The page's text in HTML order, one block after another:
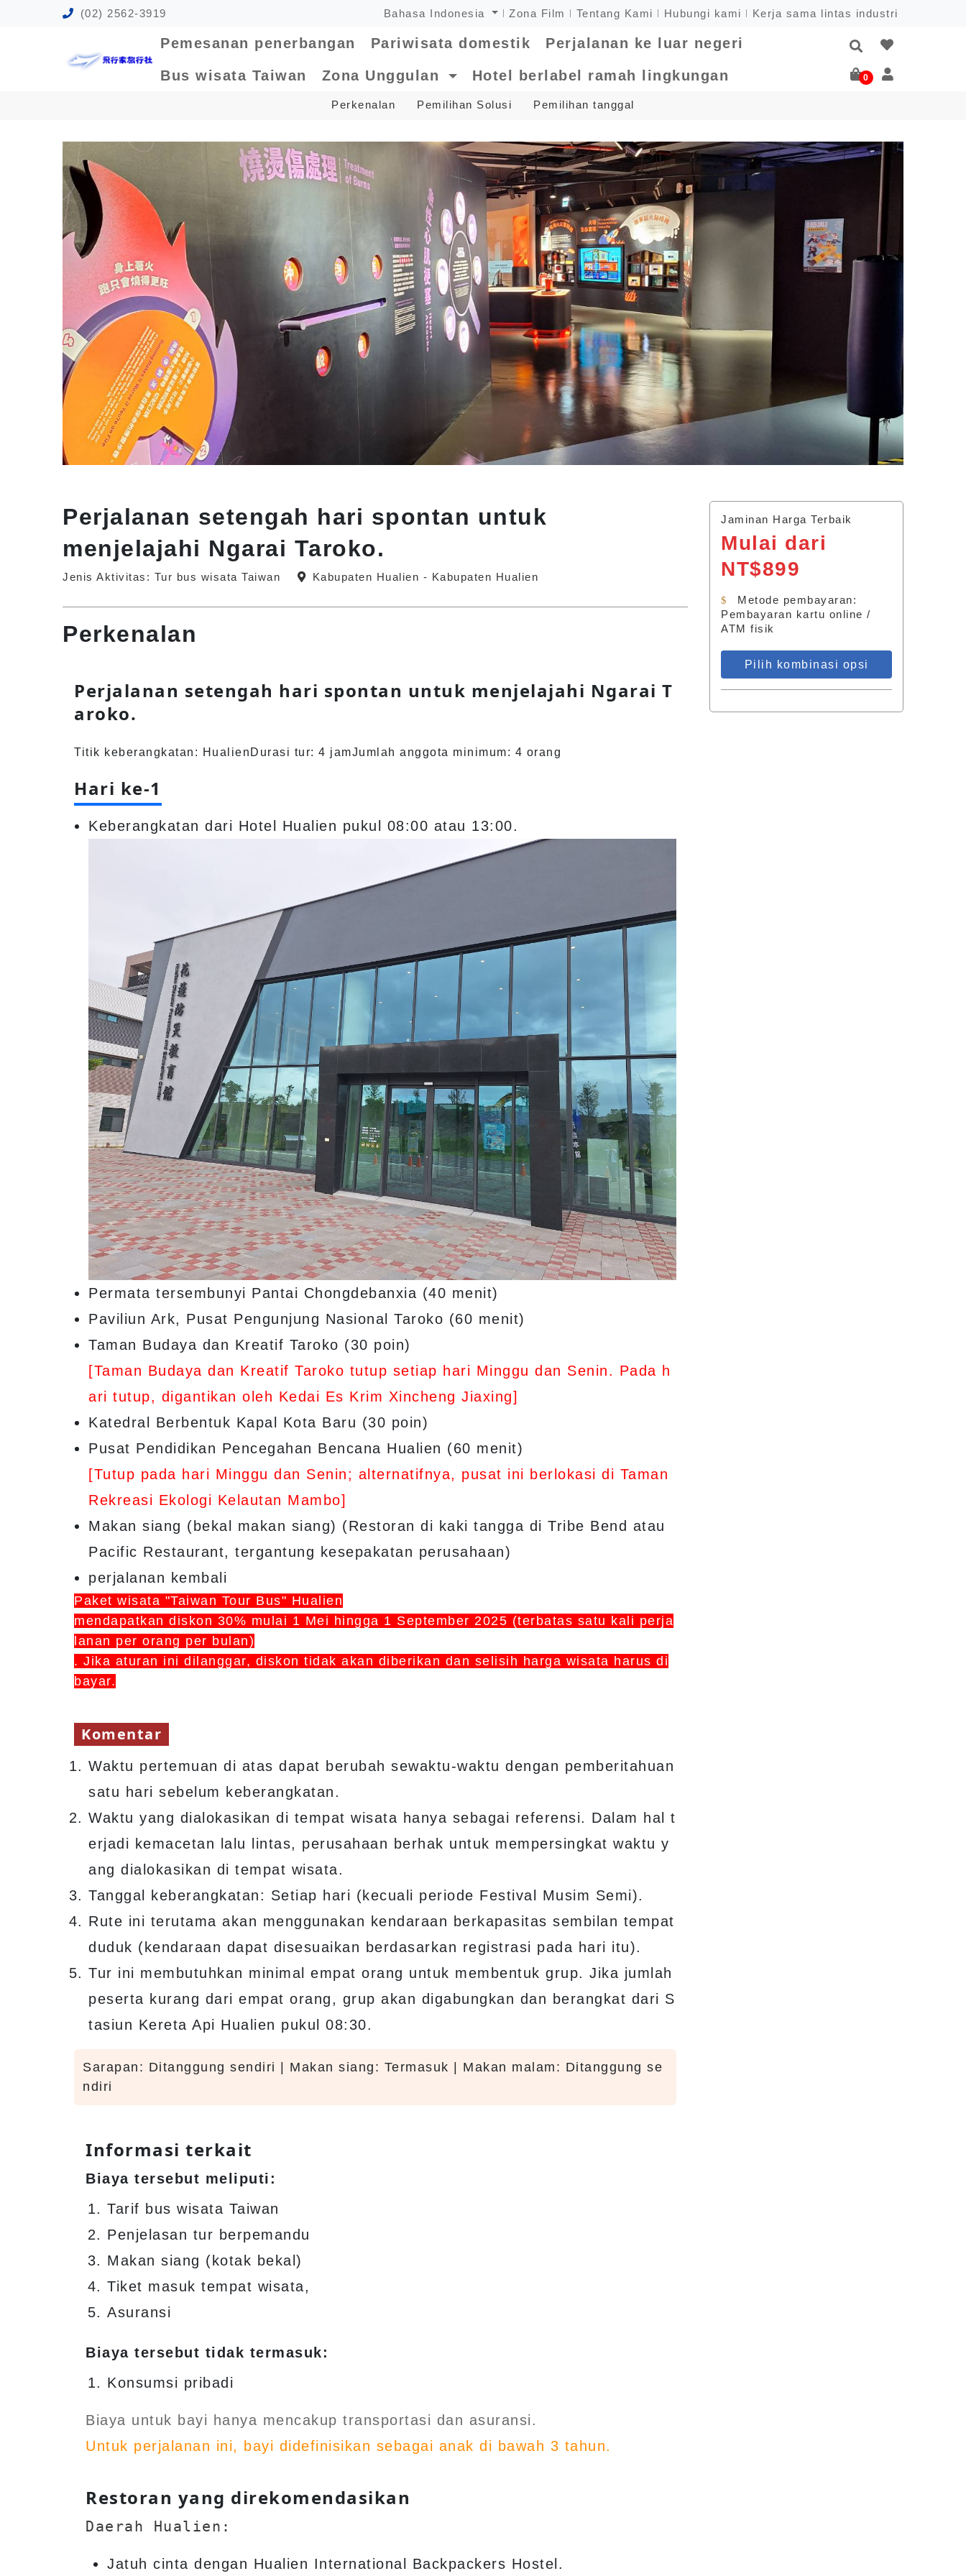
(02) 2562-3919 Bahasa Indonesia Zona Film Tentang Kami Hubungi kami Kerja sama lintas industri
Pemesanan penerbangan Pariwisata domestik Perjalanan ke luar negeri
Bus wisata Taiwan Zona Unggulan Hotel berlabel ramah lingkungan 0
Perkenalan Pemilihan Solusi Pemilihan tanggal
Perjalanan setengah hari spontan untuk
menjelajahi Ngarai Taroko.
Jenis Aktivitas: Tur bus wisata Taiwan Kabupaten Hualien - Kabupaten Hualien
Perkenalan
Perjalanan setengah hari spontan untuk menjelajahi Ngarai T
aroko.
Titik keberangkatan: Hualien Durasi tur: 4 jamJumlah anggota minimum: 4 orang
Hari ke-1
Keberangkatan dari Hotel Hualien pukul 08:00 atau 13:00.
Permata tersembunyi Pantai Chongdebanxia (40 menit)
Paviliun Ark, Pusat Pengunjung Nasional Taroko (60 menit)
Taman Budaya dan Kreatif Taroko (30 poin)
[Taman Budaya dan Kreatif Taroko tutup setiap hari Minggu dan Senin. Pada h
ari tutup, digantikan oleh Kedai Es Krim Xincheng Jiaxing]
Katedral Berbentuk Kapal Kota Baru (30 poin)
Pusat Pendidikan Pencegahan Bencana Hualien (60 menit)
[Tutup pada hari Minggu dan Senin; alternatifnya, pusat ini berlokasi di Taman
Rekreasi Ekologi Kelautan Mambo]
Makan siang (bekal makan siang) (Restoran di kaki tangga di Tribe Bend atau
Pacific Restaurant, tergantung kesepakatan perusahaan)
perjalanan kembali
Paket wisata "Taiwan Tour Bus" Hualien
mendapatkan diskon 30% mulai 1 Mei hingga 1 September 2025 (terbatas satu kali perja
lanan per orang per bulan)
. Jika aturan ini dilanggar, diskon tidak akan diberikan dan selisih harga wisata harus di
bayar.
Komentar
Waktu pertemuan di atas dapat berubah sewaktu-waktu dengan pemberitahuan
satu hari sebelum keberangkatan.
Waktu yang dialokasikan di tempat wisata hanya sebagai referensi. Dalam hal t
erjadi kemacetan lalu lintas, perusahaan berhak untuk mempersingkat waktu y
ang dialokasikan di tempat wisata.
Tanggal keberangkatan: Setiap hari (kecuali periode Festival Musim Semi).
Rute ini terutama akan menggunakan kendaraan berkapasitas sembilan tempat
duduk (kendaraan dapat disesuaikan berdasarkan registrasi pada hari itu).
Tur ini membutuhkan minimal empat orang untuk membentuk grup. Jika jumlah
peserta kurang dari empat orang, grup akan digabungkan dan berangkat dari S
tasiun Kereta Api Hualien pukul 08:30.
Sarapan: Ditanggung sendiri | Makan siang: Termasuk | Makan malam: Ditanggung se
ndiri
Informasi terkait
Biaya tersebut meliputi:
Tarif bus wisata Taiwan
Penjelasan tur berpemandu
Makan siang (kotak bekal)
Tiket masuk tempat wisata,
Asuransi
Biaya tersebut tidak termasuk:
Konsumsi pribadi
Biaya untuk bayi hanya mencakup transportasi dan asuransi.
Untuk perjalanan ini, bayi didefinisikan sebagai anak di bawah 3 tahun.
Restoran yang direkomendasikan
Daerah Hualien:
Jatuh cinta dengan Hualien International Backpackers Hostel.
Jaminan Harga Terbaik
Mulai dari
NT$899
Metode pembayaran:
Pembayaran kartu online /
ATM fisik
Pilih kombinasi opsi